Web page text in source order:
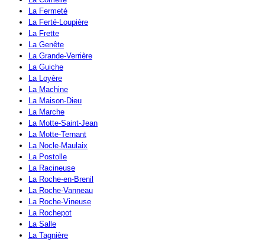
La Fermeté
La Ferté-Loupière
La Frette
La Genête
La Grande-Verrière
La Guiche
La Loyère
La Machine
La Maison-Dieu
La Marche
La Motte-Saint-Jean
La Motte-Ternant
La Nocle-Maulaix
La Postolle
La Racineuse
La Roche-en-Brenil
La Roche-Vanneau
La Roche-Vineuse
La Rochepot
La Salle
La Tagnière